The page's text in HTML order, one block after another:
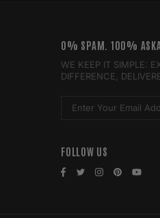
0% SPAM. 100%
WE KEEP IT SIMPLE:
DIFFERENCE,
FOLLOW US